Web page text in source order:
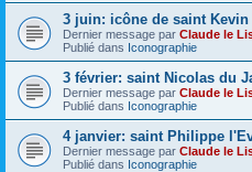
3 juin: icône de saint Kevin
Dernier message par Claude le
Publié dans Iconographie
3 février: saint Nicolas du
Dernier message par Claude le
Publié dans Iconographie
4 janvier: saint Philippe
Dernier message par Claude le
Publié dans Iconographie